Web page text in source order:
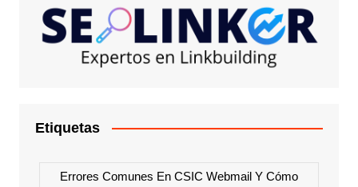
Etiquetas
Errores Comunes En CSIC Webmail Y Cómo